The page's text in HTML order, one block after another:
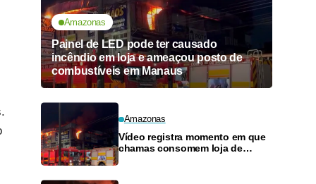
Amazonas
Painel de LED pode ter causado
incêndio em loja e ameaçou posto de
combustíveis em Manaus
Amazonas
Vídeo registra momento em que
chamas consomem loja de